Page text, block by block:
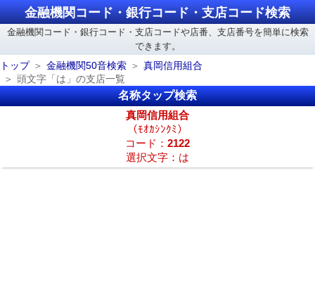
金融機関コード・銀行コード・支店コード検索
金融機関コード・銀行コード・支店コードや店番、支店番号を簡単に検索
できます。
トップ
金融機関50音検索
真岡信用組合
頭文字「は」の支店一覧
名称タップ検索
真岡信用組合
（ﾓｵｶｼﾝｸﾐ）
コード： 2122
選択文字：は